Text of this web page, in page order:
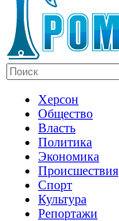
Херсон
Общество
Власть
Политика
Экономика
Происшествия
Спорт
Культура
Репортажи